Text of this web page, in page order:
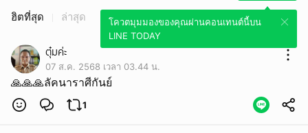
โควตมุมมองของคุณผ่านคอนเทนต์นี้บน
LINE TODAY
ฮิตที่สุด ล่าสุด
ตุ๋มค่ะ
07 ส.ค. 2568 เวลา 03.44 น.
🙏🙏🙏ลัคนาราศีกันย์
1